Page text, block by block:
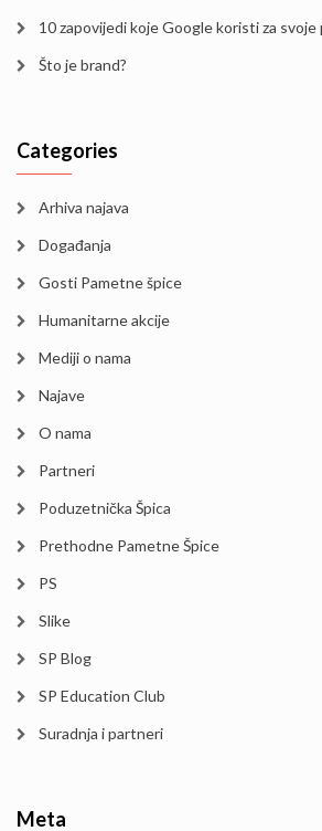
10 zapovijedi koje Google koristi za svoje
Što je brand?
Categories
Arhiva najava
Događanja
Gosti Pametne špice
Humanitarne akcije
Mediji o nama
Najave
O nama
Partneri
Poduzetnička Špica
Prethodne Pametne Špice
PS
Slike
SP Blog
SP Education Club
Suradnja i partneri
Meta